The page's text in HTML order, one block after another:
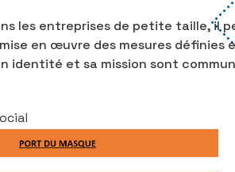
les entreprises de petite taille, il
en œuvre des mesures définies
identité et sa mission sont